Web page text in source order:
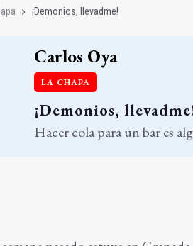
¡Demonios, llevadme!
Carlos Oya
LA CHAPA
¡Demonios,
Hacer cola para un bar es